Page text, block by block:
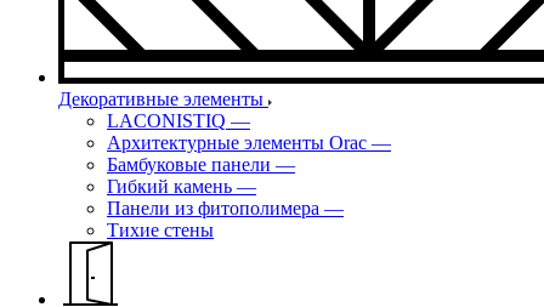
Декоративные элементы
LACONISTIQ —
Архитектурные элементы Orac —
Бамбуковые панели —
Гибкий камень —
Панели из фитополимера —
Тихие стены